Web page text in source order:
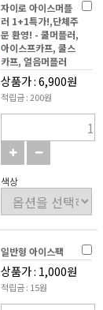
자이로 아이스머플
러 1+1특가!,단체주
문 환영! - 쿨머플러,
아이스프카프, 쿨스
카프, 얼음머플러
상품가 : 6,900원
적립금 : 200원
색상
일반형 아이스팩
상품가 : 1,000원
적립금 : 15원